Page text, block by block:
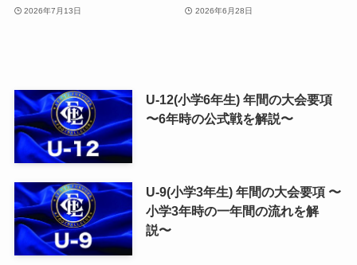
2026年7月13日 2026年6月28日
U-12(小学6年生) 年間の大会要項
〜6年時の公式戦を解説〜
U-9(小学3年生) 年間の大会要項 〜
小学3年時の一年間の流れを解
説〜